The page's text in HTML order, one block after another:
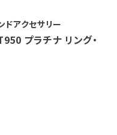
アクセサリー
プラチナ リング・